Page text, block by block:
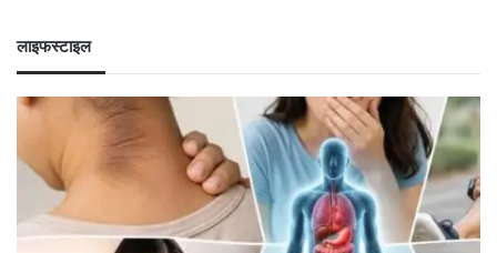
लाइफस्टाइल